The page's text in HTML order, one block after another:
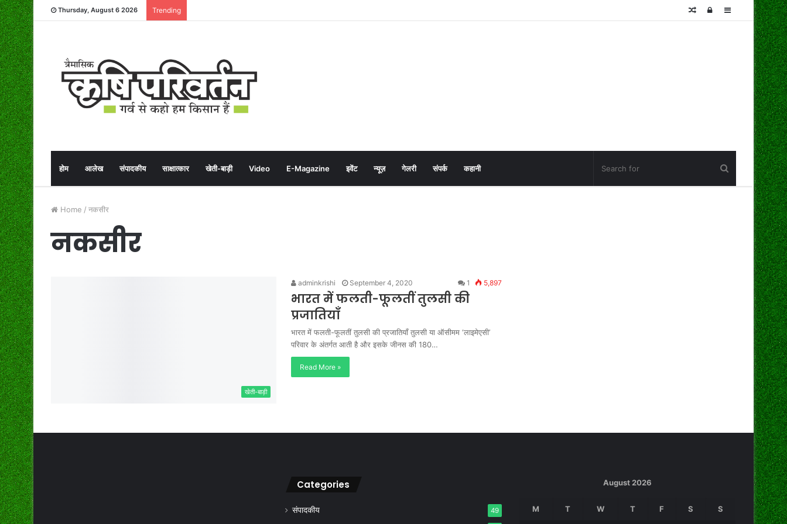
Thursday, August 6 2026 Trending Sidebar
Log
Random
होम आलेख संपादकीय साक्षात्कार खेती-बाड़ी Video E-Magazine इवेंट न्यूज़ गेलरी संपर्क कहानी
Home / नकसीर
नकसीर
खेती-बाड़ी
adminkrishi September 4, 2020 1 5,897
भारत में फलती-फूलतीं तुलसी की
प्रजातियाँ
भारत में फलती-फूलतीं तुलसी की प्रजातियाँ तुलसी या ऑसीमम ‘लाइमेएसी’
परिवार के अंतर्गत आती है और इसके जीनस की 180…
Read More »
Categories
संपादकीय 49
August 2026
M T W T F S S